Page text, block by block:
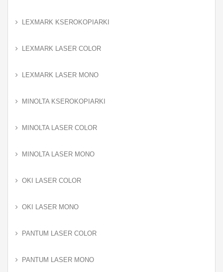
LEXMARK KSEROKOPIARKI
LEXMARK LASER COLOR
LEXMARK LASER MONO
MINOLTA KSEROKOPIARKI
MINOLTA LASER COLOR
MINOLTA LASER MONO
OKI LASER COLOR
OKI LASER MONO
PANTUM LASER COLOR
PANTUM LASER MONO